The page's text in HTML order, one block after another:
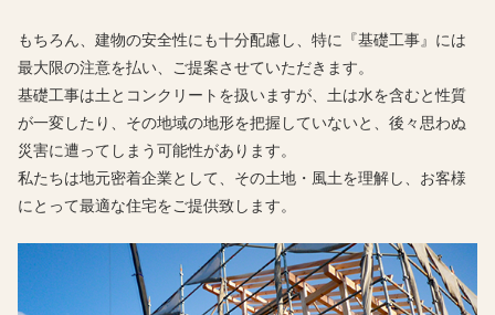
もちろん、建物の安全性にも十分配慮し、特に『基礎工事』には
最大限の注意を払い、ご提案させていただきます。
基礎工事は土とコンクリートを扱いますが、土は水を含むと性質
が一変したり、その地域の地形を把握していないと、後々思わぬ
災害に遭ってしまう可能性があります。
私たちは地元密着企業として、その土地・風土を理解し、お客様
にとって最適な住宅をご提供致します。